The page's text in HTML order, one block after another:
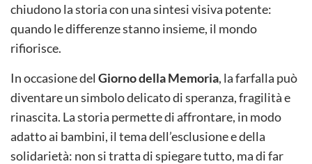
chiudono la storia con una sintesi visiva potente:
quando le differenze stanno insieme, il mondo
rifiorisce.
In occasione del Giorno della Memoria, la farfalla può
diventare un simbolo delicato di speranza, fragilità e
rinascita. La storia permette di affrontare, in modo
adatto ai bambini, il tema dell’esclusione e della
solidarietà: non si tratta di spiegare tutto, ma di far